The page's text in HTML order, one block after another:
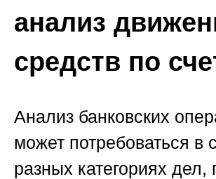
анализ
средств по
Анализ банковских
может потребоваться в
разных категориях дел,